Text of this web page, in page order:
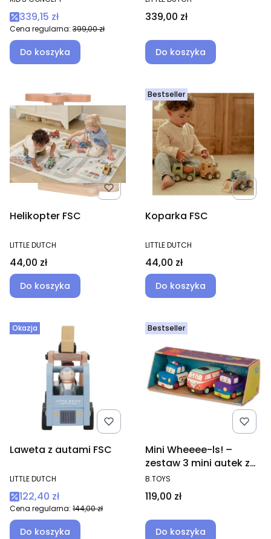
Cena promocyjna
339,15 zł
Cena regularna: 399,00 zł
Do koszyka
Cena
339,00 zł
Do koszyka
Helikopter FSC
PRODUCENT
LITTLE DUTCH
Cena
44,00 zł
Do koszyka
Bestseller
Koparka FSC
PRODUCENT
LITTLE DUTCH
Cena
44,00 zł
Do koszyka
Okazja
Laweta z autami FSC
PRODUCENT
LITTLE DUTCH
Cena promocyjna
122,40 zł
Cena regularna: 144,00 zł
Do koszyka
Bestseller
Mini Wheeee-ls! –
zestaw 3 mini autek z
napędem
PRODUCENT
B.TOYS
Cena
119,00 zł
Do koszyka